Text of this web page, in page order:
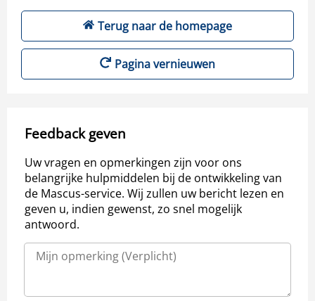
Terug naar de homepage
Pagina vernieuwen
Feedback geven
Uw vragen en opmerkingen zijn voor ons
belangrijke hulpmiddelen bij de ontwikkeling van
de Mascus-service. Wij zullen uw bericht lezen en
geven u, indien gewenst, zo snel mogelijk
antwoord.